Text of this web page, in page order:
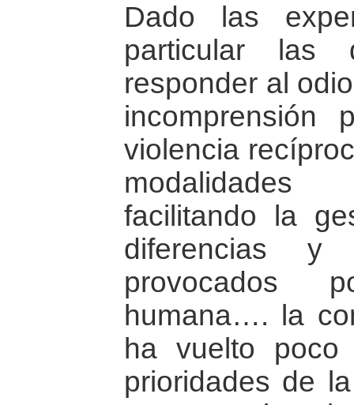
Dado las
particular las
responder al
violencia
facilitando la
diferencias
provocados
humana…. la
ha vuelto
prioridades de